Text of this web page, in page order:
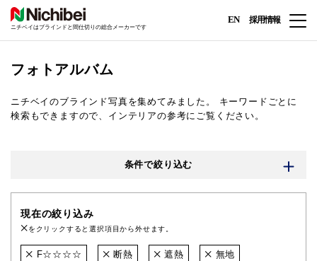
ニチベイはブラインドと間仕切りの総合メーカーです
EN 採用情報
フォトアルバム
ニチベイのブラインド写真を集めてみました。
キーワードごとに
検索もできますので、インテリアの参考にご覧ください。
条件で絞り込む
現在の絞り込み
をクリックすると選択項目から外せます。
F☆☆☆☆ 断熱 遮熱 無地